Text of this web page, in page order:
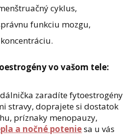
cyklus,
funkciu mozgu,
vo vašom tele:
zaradíte fytoestrogény
stravy, doprajete si dostatok
príznaky menopauzy,
a nočné poteniesa u vás